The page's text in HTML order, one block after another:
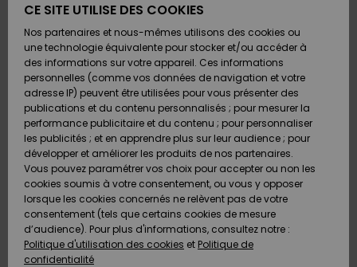
Chaussures
& Tongs
Surf
Snow
Nouveautés
Chaussures
& Tongs
Surf
Snow
Nouveautés
FEMME
A
Découvrir
Snow
SURF
Surf
Shop
Enfant
Highlights
Communauté
SNOW
Snow
Shop
Enfant
Snow
Shop
Femme
A
Découvrir
Communauté
OUTLET
Enfant
Outlet
Femme
AIDE &
CONTACT
Retours
Paiement
Carte
Cadeau
Quiksilver
Freedom
Protection
des
MAGASINS
CE SITE UTILISE DES COOKIES
Nos partenaires et nous-mêmes utilisons des cookies ou
une technologie équivalente pour stocker et/ou accéder à
des informations sur votre appareil. Ces informations
personnelles (comme vos données de navigation et votre
adresse IP) peuvent être utilisées pour vous présenter des
publications et du contenu personnalisés ; pour mesurer la
performance publicitaire et du contenu ; pour personnaliser
les publicités ; et en apprendre plus sur leur audience ; pour
développer et améliorer les produits de nos partenaires.
Vous pouvez paramétrer vos choix pour accepter ou non les
cookies soumis à votre consentement, ou vous y opposer
lorsque les cookies concernés ne relèvent pas de votre
consentement (tels que certains cookies de mesure
d’audience). Pour plus d'informations, consultez notre :
Politique d'utilisation des cookies et Politique de
confidentialité